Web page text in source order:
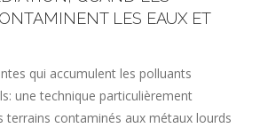
LES EAUX ET
qui accumulent les polluants
une technique particulièrement
terrains contaminés aux métaux lourds